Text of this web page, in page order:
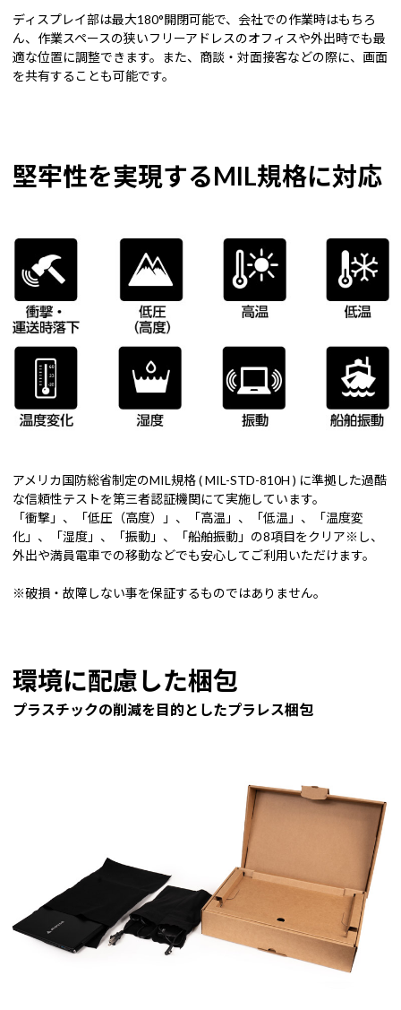
ディスプレイ部は最大180°開閉可能で、会社での作業時はもちろ
ん、作業スペースの狭いフリーアドレスのオフィスや外出時でも最
適な位置に調整できます。また、商談・対面接客などの際に、画面
を共有することも可能です。
堅牢性を実現するMIL規格に対応
アメリカ国防総省制定のMIL規格 ( MIL-STD-810H ) に準拠した過酷
な信頼性テストを第三者認証機関にて実施しています。
「衝撃」、「低圧（高度）」、「高温」、「低温」、「温度変
化」、「湿度」、「振動」、「船舶振動」の8項目をクリア※し、
外出や満員電車での移動などでも安心してご利用いただけます。
※破損・故障しない事を保証するものではありません。
環境に配慮した梱包
プラスチックの削減を目的としたプラレス梱包